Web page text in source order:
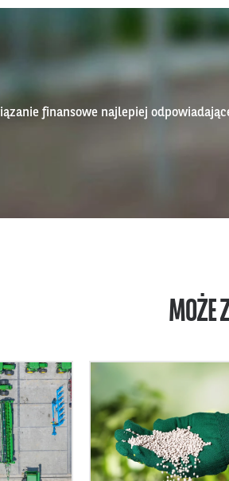
finansowe najlepiej
MOŻE